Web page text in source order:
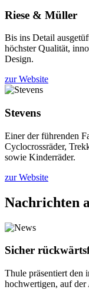
Riese & Müller
Bis ins Detail
höchster Qualität,
Design.
zur Website
Stevens
Einer der führenden
Cyclocrossräder,
sowie Kinderräder.
zur Website
Nachrichten
Sicher
Thule präsentiert den
hochwertigen, auf